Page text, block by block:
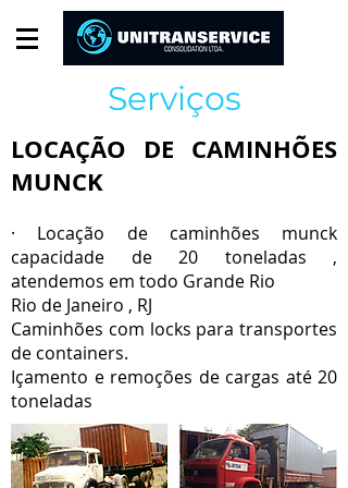
Serviços
LOCAÇÃO DE CAMINHÕES
MUNCK
· Locação de caminhões munck
capacidade de 20 toneladas ,
atendemos em todo Grande Rio
Rio de Janeiro , RJ
Caminhões com locks para transportes
de containers.
Içamento e remoções de cargas até 20
toneladas